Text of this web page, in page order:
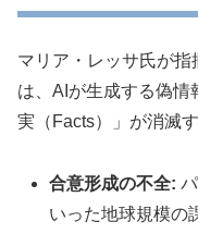
マリア・レッサ氏が指
は、AIが生成する偽
実（Facts）」が消滅
合意形成の不全:
いった地球規模の